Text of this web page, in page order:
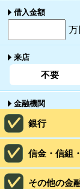
借入金額
来店
不要
金融機関
銀行
信金・信組
その他の金